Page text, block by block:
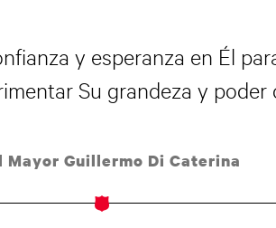
y esperanza en Él
Su grandeza y poder
Mayor Guillermo Di Caterina